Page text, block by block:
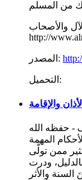
والأصحاب
http://
المصدر:
التحميل:
والإقامة
- حفظه الله
المهمة
كثير ممن تولَّى
ودرت
والأثر